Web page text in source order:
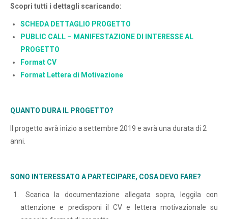
Scopri tutti i dettagli scaricando:
SCHEDA DETTAGLIO PROGETTO
PUBLIC CALL – MANIFESTAZIONE DI INTERESSE AL
PROGETTO
Format CV
Format Lettera di Motivazione
QUANTO DURA IL PROGETTO?
Il progetto avrà inizio a settembre 2019 e avrà una durata di 2
anni.
SONO INTERESSATO A PARTECIPARE, COSA DEVO FARE?
Scarica la documentazione allegata sopra, leggila con
attenzione e predisponi il CV e lettera motivazionale su